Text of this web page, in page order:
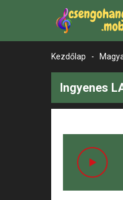
Kezdőlap -
Ingyenes